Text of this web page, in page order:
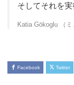
そしてそれを実
Katia Gökoglu （ミ
Facebook Twitter